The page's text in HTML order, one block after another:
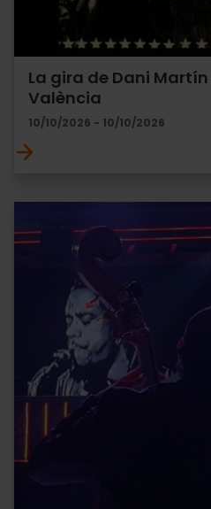
La gira de Dani
València
10/10/2026 - 10/10/2026